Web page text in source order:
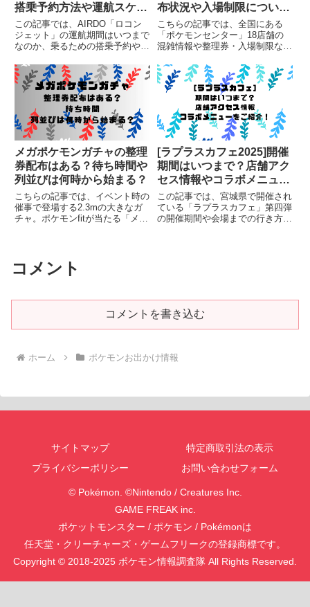
搭乗予約方法や運航スケジ
ュールについても
この記事では、AIRDO「ロコン
ジェット」の運航期間はいつまで
なのか、乗るための搭乗予約や運
についてまとめています。
布状況や入場制限について
も【2026年5月更新】
こちらの記事では、全国にある
「ポケモンセンター」18店舗の
混雑情報や整理券・入場制限など
す。
メガポケモンガチャの整理
券配布はある？待ち時間や
列並びは何時から始まる？
こちらの記事では、イベント時の
催事で登場する2.3mの大きなガ
チャ。ポケモンfitが当たる「メガ
ます。
[ラプラスカフェ2025]開催
期間はいつまで？店舗アク
セス情報やコラボメニュー
をご紹介！
この記事では、宮城県で開催され
ている「ラプラスカフェ」第四弾
の開催期間や会場までの行き方、
コメント
コメントを書き込む
ホーム ポケモンお出かけ情報
サイトマップ
特定商取引法の表示
プライバシーポリシー
お問い合わせフォーム
© Pokémon. ©Nintendo / Creatures Inc.
GAME FREAK inc.
ポケットモンスター / ポケモン / Pokémonは
任天堂・クリーチャーズ・ゲームフリークの登録商標です。
Copyright © 2018-2025 ポケモン情報調査隊 All Rights Reserved.